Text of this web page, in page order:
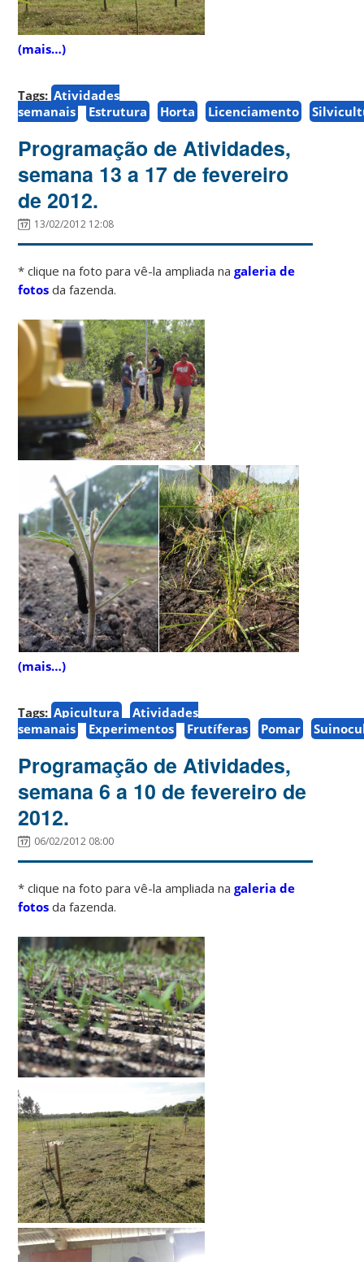
(mais…)
Tags: Atividades
semanais
Estrutura Horta Licenciamento
Programação de Atividades,
semana 13 a 17 de fevereiro
de 2012.
13/02/2012 12:08
* clique na foto para vê-la ampliada nagaleria de
fotos da fazenda.
(mais…)
Tags: Apicultura
Atividades
semanais
Experimentos Frutíferas Pomar
Programação de Atividades,
semana 6 a 10 de fevereiro de
2012.
06/02/2012 08:00
* clique na foto para vê-la ampliada nagaleria de
fotos da fazenda.